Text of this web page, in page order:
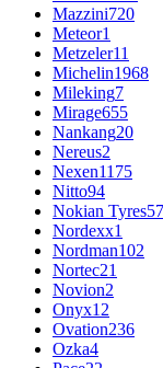
Mazzini720
Meteor1
Metzeler11
Michelin1968
Mileking7
Mirage655
Nankang20
Nereus2
Nexen1175
Nitto94
Nokian Tyres
Nordexx1
Nordman102
Nortec21
Novion2
Onyx12
Ovation236
Ozka4